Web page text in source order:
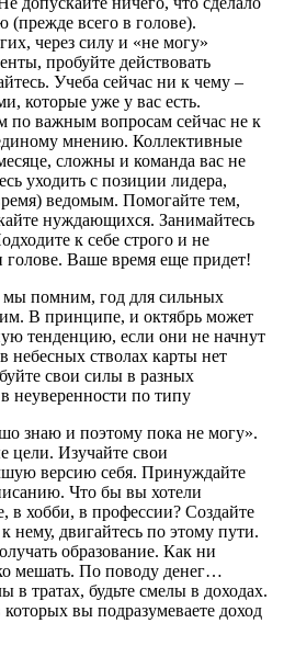
(прежде всего в голове).
через силу и «не могу»
пробуйте действовать
Учеба сейчас ни к чему –
которые уже у вас есть.
по важным вопросам сейчас не к
мнению. Коллективные
сложны и команда вас не
уходить с позиции лидера,
ведомым. Помогайте тем,
нуждающихся. Занимайтесь
к себе строго и не
голове. Ваше время еще придет!
помним, год для сильных
В принципе, и октябрь может
тенденцию, если они не начнут
небесных стволах карты нет
свои силы в разных
неуверенности по типу
знаю и поэтому пока не могу».
цели. Изучайте свои
версию себя. Принуждайте
Что бы вы хотели
в хобби, в профессии? Создайте
нему, двигайтесь по этому пути.
образование. Как ни
мешать. По поводу денег…
в тратах, будьте смелы в доходах.
вы подразумеваете доход